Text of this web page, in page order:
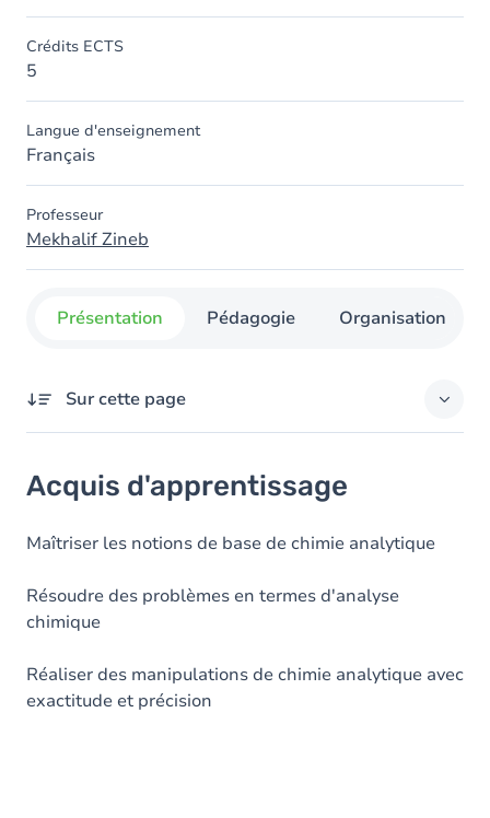
Crédits ECTS
5
Langue d'enseignement
Français
Professeur
Mekhalif Zineb
Présentation Pédagogie Organisation
Sur cette page
Objectifs
Contenu
Table des matières
Exercices
Acquis d'apprentissage
Maîtriser les notions de base de chimie analytique
Résoudre des problèmes en termes d'analyse
chimique
Réaliser des manipulations de chimie analytique avec
exactitude et précision